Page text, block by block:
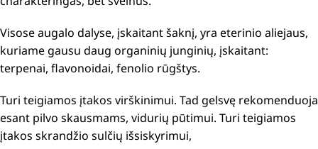
Visose augalo dalyse, įskaitant šaknį, yra eterinio aliejaus,
kuriame gausu daug organinių junginių, įskaitant:
terpenai, flavonoidai, fenolio rūgštys.
Turi teigiamos įtakos virškinimui. Tad gelsvę rekomenduoja
esant pilvo skausmams, vidurių pūtimui. Turi teigiamos
įtakos skrandžio sulčių išsiskyrimui,